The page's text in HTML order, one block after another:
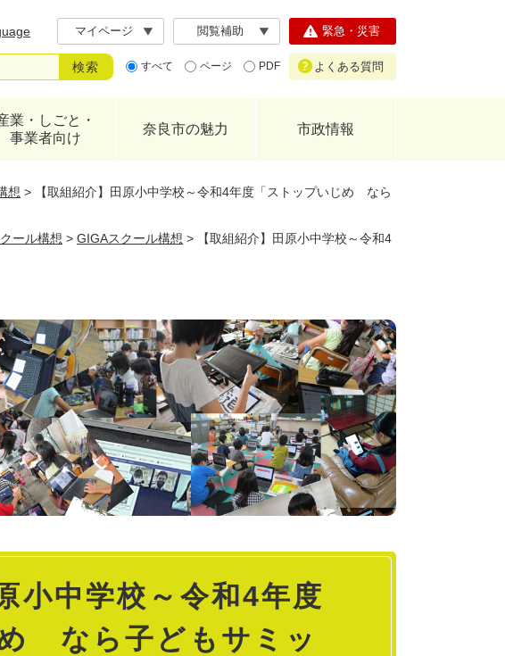
マイページ 閲覧補助
すべて ページ PDF
緊急・災害
よくある質問
業・しごと・
事業者向け
奈良市の魅力 市政情報
想 >
【取組紹介】田原小中学校～令和4年度「ストップいじめ なら
ール構想 > GIGAスクール構想 >
【取組紹介】田原小中学校～令和4
小中学校～令和4年度
め なら子どもサミッ